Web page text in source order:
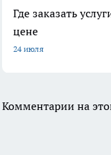
Где заказать
цене
24 июля
Комментарии на